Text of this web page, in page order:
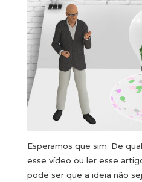
Esperamos que sim. De
esse vídeo ou ler esse
pode ser que a ideia não